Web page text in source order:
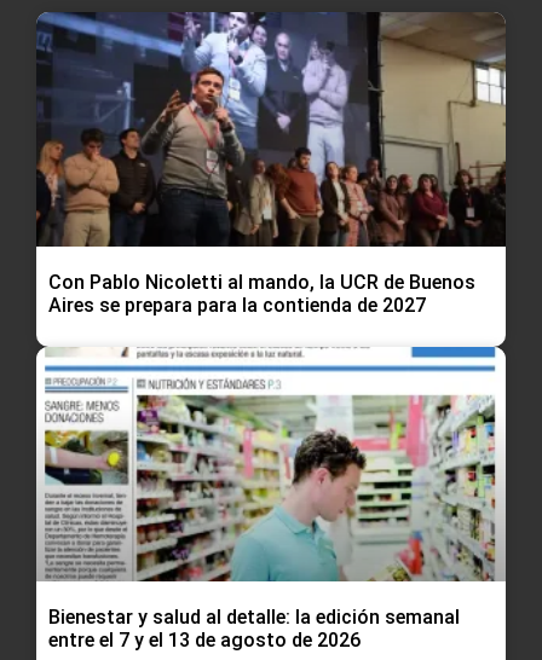
Con Pablo Nicoletti al mando, la UCR de Buenos
Aires se prepara para la contienda de 2027
Bienestar y salud al detalle: la edición semanal
entre el 7 y el 13 de agosto de 2026